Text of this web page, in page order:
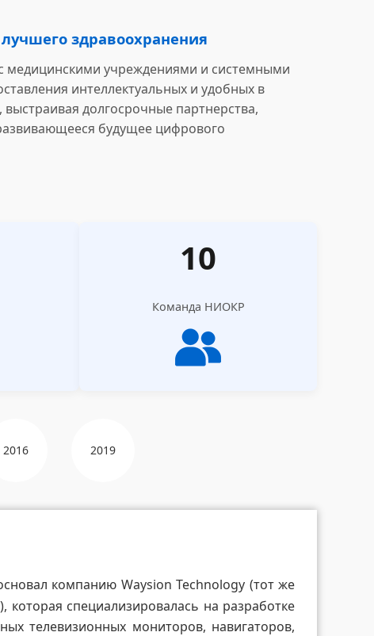
здравоохранения
медицинскими учреждениями и системными
интеллектуальных и удобных в
долгосрочные партнерства,
будущее цифрового
10
Команда НИОКР
2016 2019
компанию Waysion Technology (тот же
которая специализировалась на разработке
телевизионных мониторов, навигаторов,